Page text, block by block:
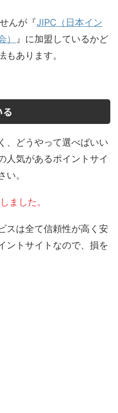
んが『JIPC（日本イン
』に加盟しているかど
もあります。
、どうやって選べばいい
人気があるポイントサイ
い。
ました。
スは全て信頼性が高く安
ントサイトなので、損を